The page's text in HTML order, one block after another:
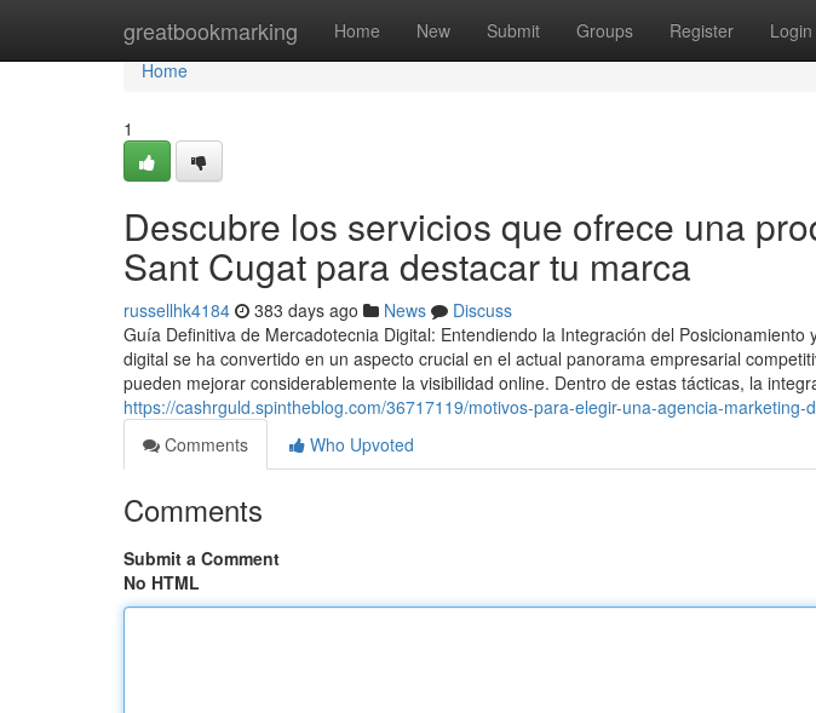
greatbookmarking Home New Submit Groups Register Login
Home
Home
1
Descubre los servicios que ofrece una
Sant Cugat para destacar tu marca
russellhk4184 383 days ago News
Discuss
Guía Definitiva de Mercadotecnia Digital: Entendiendo la Integración del
digital se ha convertido en un aspecto crucial en el actual panorama empresarial
pueden mejorar considerablemente la visibilidad online. Dentro de estas tácticas, la
https://cashrguld.spintheblog.com/36717119/motivos-para-elegir-una-agencia-
Comments
Who Upvoted
Comments
Submit a Comment
No HTML